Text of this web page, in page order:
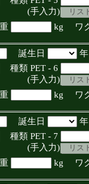
力)
kg ワ
誕生日
種類 PET - 6
力)
kg ワ
誕生日
種類 PET - 7
力)
kg ワ